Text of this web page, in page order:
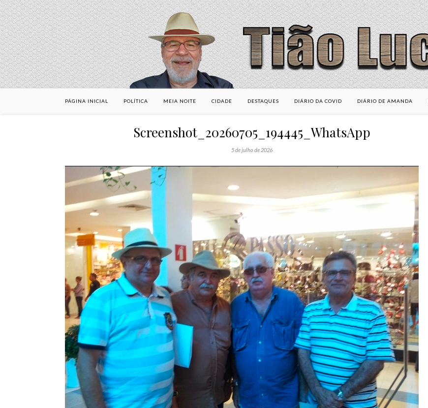
PÁGINA INICIAL POLÍTICA MEIA NOITE CIDADE DESTAQUES DIÁRIO DA COVID DIÁRIO DE AMANDA
Screenshot_20260705_194445_WhatsApp
5 de julho de 2026